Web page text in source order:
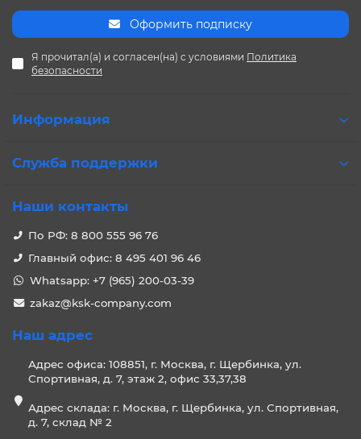
Оформить подписку
Я прочитал(а) и согласен(на) с условиями Политика
безопасности
Информация
Служба поддержки
Наши контакты
По РФ: 8 800 555 96 76
Главный офис: 8 495 401 96 46
Whatsapp: +7 (965) 200-03-39
zakaz@ksk-company.com
Наш адрес
Адрес офиса: 108851, г. Москва, г. Щербинка, ул.
Спортивная, д. 7, этаж 2, офис 33,37,38
Адрес склада: г. Москва, г. Щербинка, ул. Спортивная,
д. 7, склад № 2